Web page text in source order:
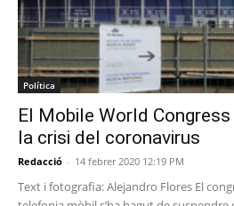
Política
El Mobile World
la crisi del coronavirus
Redacció - 14 febrer 2020 12:19 PM
Text i fotografia: Alejandro Flores El